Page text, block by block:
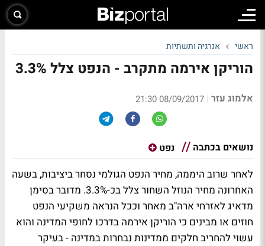
ראשי אנרגיה ותשתיות
הוריקן אירמה מתקרב - הנפט צלל 3.3%
אלמוג עזר |
08/09/2017 21:30
נושאים בכתבה נפט
לאחר שרוב היממה, מחיר הנפט הגולמי נסחר ביציבות, בשעה
האחרונה מחיר הנוזל השחור צלל בכ-3.3%. מדובר בסימן
מדאיג לאזרחי ארה"ב מאחר וככל הנראה משקיעי הנפט
חוזים או מבינים כי הוריקן אירמה בדרכו לחופי המדינה והוא
עשוי להחריב חלקים ממדינות נבחרות במדינה - בעיקר